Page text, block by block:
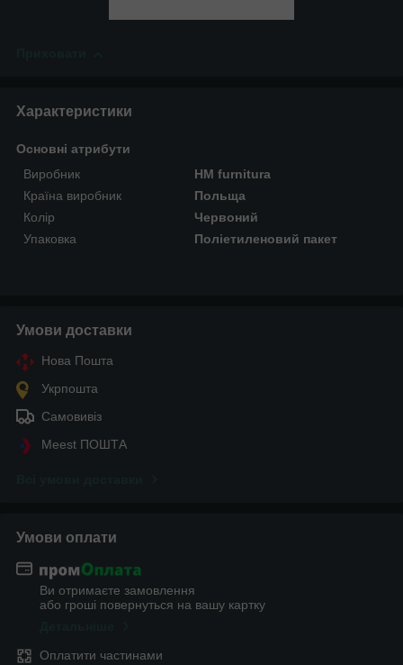
Характеристики
Основні атрибути
Виробник
HM furnitura
Країна виробник
Польща
Колір
Червоний
Упаковка
Поліетиленовий пакет
Умови доставки
Нова Пошта
Укрпошта
Самовивіз
Meest ПОШТА
Умови оплати
Ви отримаєте замовлення
або гроші повернуться на вашу картку
Оплатити частинами